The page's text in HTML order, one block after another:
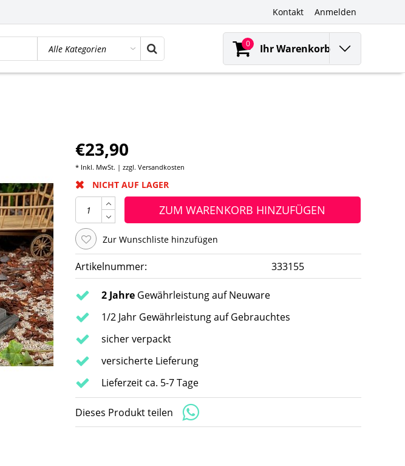
Kontakt Anmelden
0 Ihr Warenkorb
€23,90
* Inkl. MwSt. | zzgl. Versandkosten
NICHT AUF LAGER
ZUM WARENKORB HINZUFÜGEN
Zur Wunschliste hinzufügen
Artikelnummer: 333155
2 Jahre Gewährleistung auf Neuware
1/2 Jahr Gewährleistung auf Gebrauchtes
sicher verpackt
versicherte Lieferung
Lieferzeit ca. 5-7 Tage
Dieses Produkt teilen